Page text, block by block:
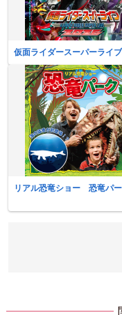
仮面ライダースーパーライ
リアル恐竜ショー 恐竜パ